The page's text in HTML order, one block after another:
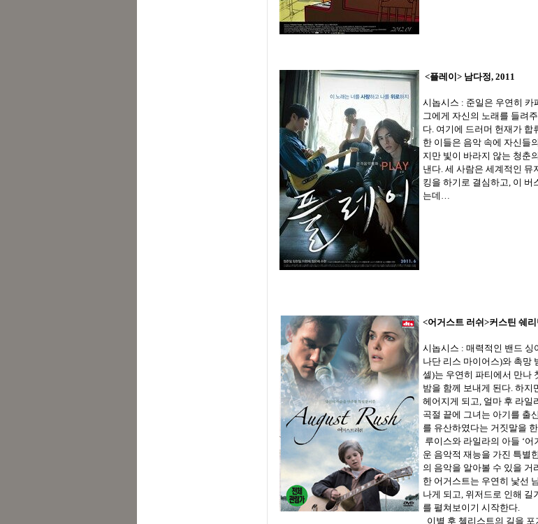
<플레이 > 남다정, 2011
시놉시스 : 준일은 우연히 카
그에게 자신의 노래를 들려
다. 여기에 드러머 헌재가 합
한 이들은 음악 속에 자신들
지만 빛이 바라지 않는 청춘
낸다. 세 사람은 세계적인 뮤
킹을 하기로 결심하고, 이 버
는데…
<어거스트 러쉬 >커스틴 쉐리
시놉시스 : 매력적인 밴드 싱
나단 리스 마이어스)와 촉망
셀)는 우연히 파티에서 만나
밤을 함께 보내게 된다. 하지
헤어지게 되고, 얼마 후 라일
곡절 끝에 그녀는 아기를 출
를 유산하였다는 거짓말을
루이스와 라일라의 아들 ‘
운 음악적 재능을 가진 특별
의 음악을 알아볼 수 있을 거
한 어거스트는 우연히 낯선
나게 되고, 위저드로 인해 길
를 펼쳐보이기 시작한다.
이별 후 첼리스트의 길을